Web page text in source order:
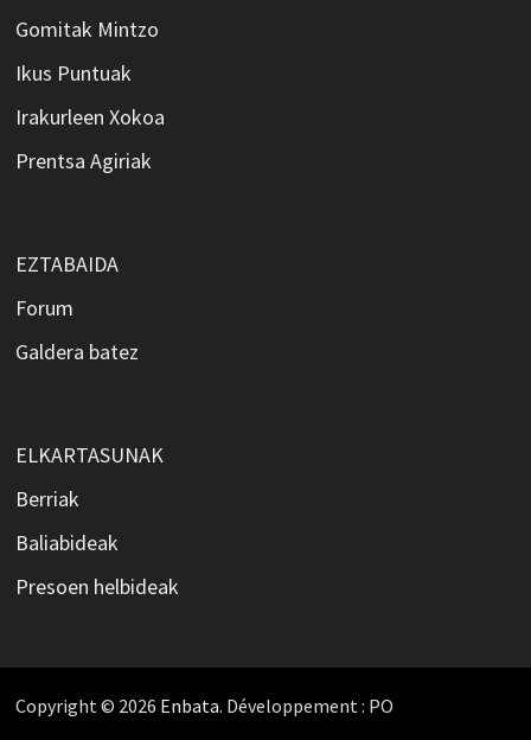
Gomitak Mintzo
Ikus Puntuak
Irakurleen Xokoa
Prentsa Agiriak
EZTABAIDA
Forum
Galdera batez
ELKARTASUNAK
Berriak
Baliabideak
Presoen helbideak
Copyright © 2026 Enbata. Développement : PO